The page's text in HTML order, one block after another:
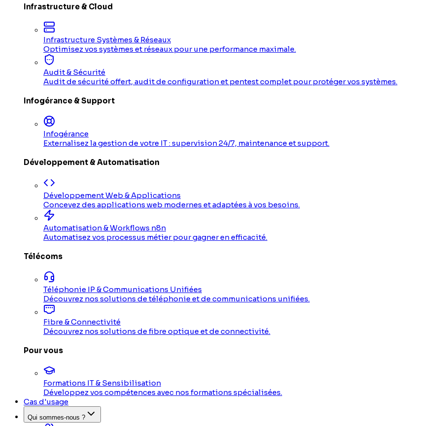
Infrastructure & Cloud
Infrastructure Systèmes & Réseaux
Optimisez vos systèmes et réseaux pour une performance maximale.
Audit & Sécurité
Audit de sécurité offert, audit de configuration et pentest complet pour protéger vos systèmes.
Infogérance & Support
Infogérance
Externalisez la gestion de votre IT : supervision 24/7, maintenance et support.
Développement & Automatisation
Développement Web & Applications
Concevez des applications web modernes et adaptées à vos besoins.
Automatisation & Workflows n8n
Automatisez vos processus métier pour gagner en efficacité.
Télécoms
Téléphonie IP & Communications Unifiées
Découvrez nos solutions de téléphonie et de communications unifiées.
Fibre & Connectivité
Découvrez nos solutions de fibre optique et de connectivité.
Pour vous
Formations IT & Sensibilisation
Développez vos compétences avec nos formations spécialisées.
Cas d'usage
Qui sommes-nous ?